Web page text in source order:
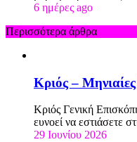
6 ημέρες ago
Περισσότερα άρθρα
Κριός –
Κριός Γενική
ευνοεί να εστιάσετε
29 Ιουνίου 2026